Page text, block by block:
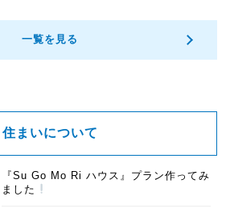
一覧を見る
住まいについて
『Su Go Mo Ri ハウス』プラン作ってみ
ました